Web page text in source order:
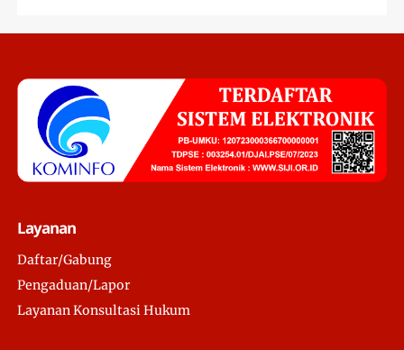
Layanan
Daftar/Gabung
Pengaduan/Lapor
Layanan Konsultasi Hukum